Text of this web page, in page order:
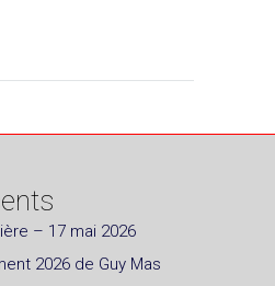
– 17 mai 2026
2026 de Guy Mas